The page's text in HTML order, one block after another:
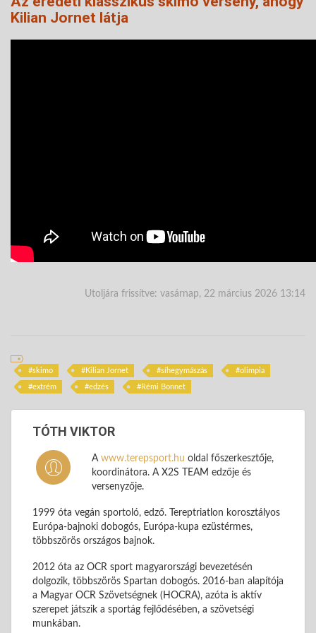
Kilian Jornet látja
Utoljára frissítve: vasárnap, 22 március 2026 13:14
skimo Kilian Jornet síhegymászás olimpia
extrém edzés Rémi Bonnet
TÓTH VIKTOR
A www.terepsport.hu oldal főszerkesztője,
koordinátora. A X2S TEAM edzője és
versenyzője.
1999 óta vegán sportoló, edző. Tereptriatlon korosztályos
Európa-bajnoki dobogós, Európa-kupa ezüstérmes,
többszörös országos bajnok.
2012 óta az OCR sport magyarországi bevezetésén
dolgozik, többszörös Spartan dobogós. 2016-ban alapítója
a Magyar OCR Szövetségnek (HOCRA), azóta is aktív
szerepet játszik a sportág fejlődésében, a szövetségi
munkában.